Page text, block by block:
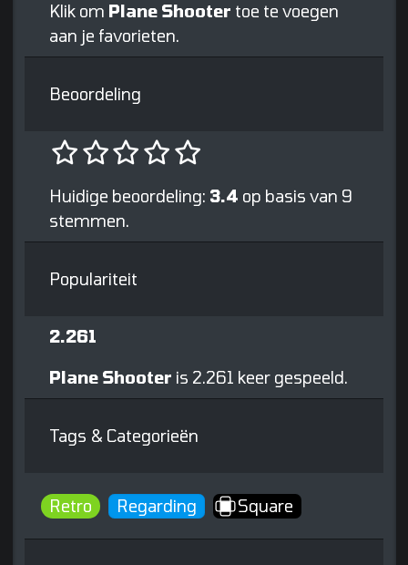
Klik om Plane Shooter toe te voegen
aan je favorieten.
Beoordeling
Huidige beoordeling: 3.4 op basis van 9
stemmen.
Populariteit
2.261
Plane Shooter is 2.261 keer gespeeld.
Tags & Categorieën
Retro Regarding Square